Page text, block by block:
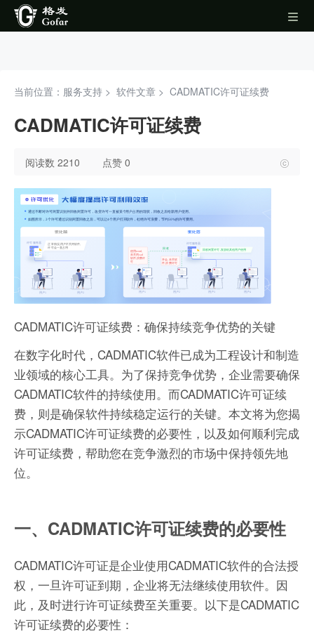
当前位置：服务支持 > 软件文章 > CADMATIC许可证续费
CADMATIC许可证续费
阅读数 2210 点赞 0
CADMATIC许可证续费：确保持续竞争优势的关键
在数字化时代，CADMATIC软件已成为工程设计和制造
业领域的核心工具。为了保持竞争优势，企业需要确保
CADMATIC软件的持续使用。而CADMATIC许可证续
费，则是确保软件持续稳定运行的关键。本文将为您揭
示CADMATIC许可证续费的必要性，以及如何顺利完成
许可证续费，帮助您在竞争激烈的市场中保持领先地
位。
一、CADMATIC许可证续费的必要性
CADMATIC许可证是企业使用CADMATIC软件的合法授
权，一旦许可证到期，企业将无法继续使用软件。因
此，及时进行许可证续费至关重要。以下是CADMATIC
许可证续费的必要性：